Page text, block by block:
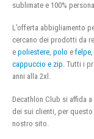
sublimate e 100%
L’offerta abbigliamento
cercano dei prodotti da
e poliestere, polo e felpe
cappuccio e zip. Tutti i
anni alla 2xl.
Decathlon Club si affida
dei sui clienti, per
nostro sito.